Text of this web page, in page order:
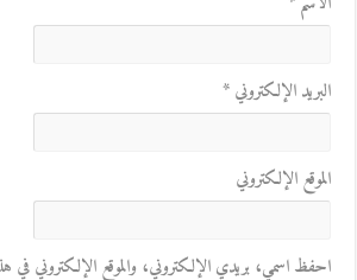
البريد الإلكتروني*
الموقع الإلكتروني
احفظ اسمي، بريدي الإلكتروني، والموقع الإلكتروني في